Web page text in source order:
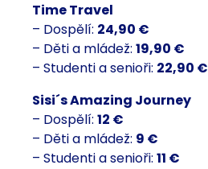
Time Travel
– Dospělí: 24,90 €
– Děti a mládež: 19,90 €
– Studenti a senioři: 22,90 €
Sisi´s Amazing Journey
– Dospělí: 12 €
– Děti a mládež: 9 €
– Studenti a senioři: 11 €